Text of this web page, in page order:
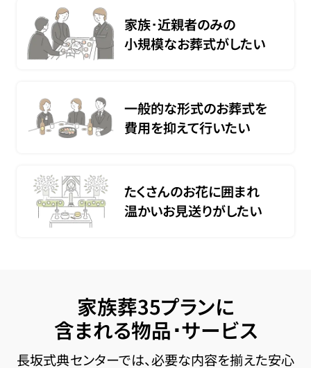
家族･近親者のみの
小規模なお葬式がしたい
一般的な形式のお葬式を
費用を抑えて行いたい
たくさんのお花に囲まれ
温かいお見送りがしたい
家族葬35プランに
含まれる物品･サービス
長坂式典センターでは、必要な内容を揃えた安心